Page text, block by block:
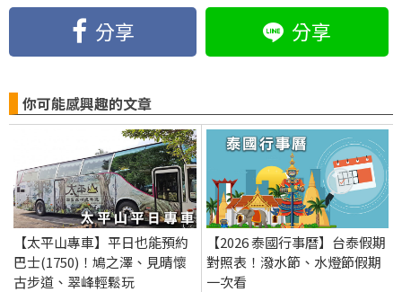
分享 分享
你可能感興趣的文章
【太平山專車】平日也能預約
巴士(1750)！鳩之澤、見晴懷
古步道、翠峰輕鬆玩
【2026 泰國行事曆】台泰假期
對照表！潑水節、水燈節假期
一次看